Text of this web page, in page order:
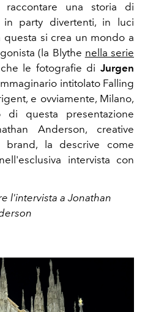
una storia di
in party divertenti, in luci
questa si crea un mondo a
(la Blythe nella serie
le fotografie di Jurgen
intitolato Falling
e ovviamente, Milano,
questa presentazione
Anderson, creative
la descrive come
intervista con
l'intervista a Jonathan